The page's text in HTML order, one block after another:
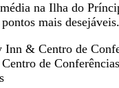
na Ilha do
mais desejáveis.
& Centro de
de Conferências